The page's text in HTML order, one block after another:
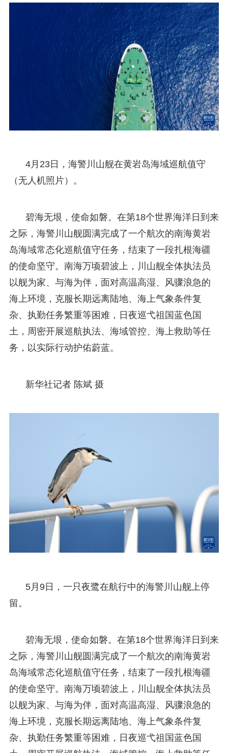
4月23日，海警川山舰在黄岩岛海域巡航值守
（无人机照片）。
碧海无垠，使命如磐。在第18个世界海洋日到来
之际，海警川山舰圆满完成了一个航次的南海黄岩
岛海域常态化巡航值守任务，结束了一段扎根海疆
的使命坚守。南海万顷碧波上，川山舰全体执法员
以舰为家、与海为伴，面对高温高湿、风骤浪急的
海上环境，克服长期远离陆地、海上气象条件复
杂、执勤任务繁重等困难，日夜巡弋祖国蓝色国
土，周密开展巡航执法、海域管控、海上救助等任
务，以实际行动护佑蔚蓝。
新华社记者 陈斌 摄
5月9日，一只夜鹭在航行中的海警川山舰上停
留。
碧海无垠，使命如磐。在第18个世界海洋日到来
之际，海警川山舰圆满完成了一个航次的南海黄岩
岛海域常态化巡航值守任务，结束了一段扎根海疆
的使命坚守。南海万顷碧波上，川山舰全体执法员
以舰为家、与海为伴，面对高温高湿、风骤浪急的
海上环境，克服长期远离陆地、海上气象条件复
杂、执勤任务繁重等困难，日夜巡弋祖国蓝色国